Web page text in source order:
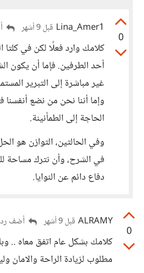
0
Lina_Amer1 قبل 9 أشهر
كلامك وارد فعلًا لكن في
أحد الطرفين. فإما أن يكون
غير مباشرة إلى التبرير
وإما أننا نحن من نضع
الحاجة إلى الطمأنينة.
وفي الحالتين، التوازن هو
في الشرح، وأن نترك مساحة
دفاع دائم عن النوايا.
0
ALRAMY قبل 9 أشهر أضف
كلامك بشكل عام اتفق معاه ..
مطلوب لزيادة الراحة